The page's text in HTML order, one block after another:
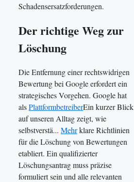
Schadensersatzforderungen.
Der richtige Weg zur
Löschung
Die Entfernung einer rechtswidrigen
Bewertung bei Google erfordert ein
strategisches Vorgehen. Google hat
alsPlattformbetreiberEin kurzer Blick
auf unseren Alltag zeigt, wie
selbstverstä... Mehrklare Richtlinien
für die Löschung von Bewertungen
etabliert. Ein qualifizierter
Löschungsantrag muss präzise
formuliert sein und alle relevanten